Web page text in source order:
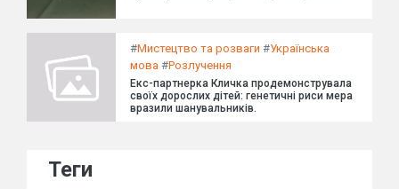
#Мистецтво та розваги #Українська
мова #Розлучення
Екс-партнерка Кличка продемонструвала
своїх дорослих дітей: генетичні риси мера
вразили шанувальників.
Теги